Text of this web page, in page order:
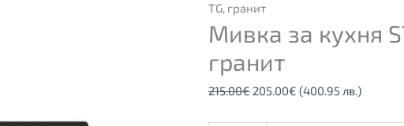
TG, гранит
Мивка за кухня
гранит
215.00€ 205.00€ (400.95 лв.)
кухня
STONE
S-
TG,